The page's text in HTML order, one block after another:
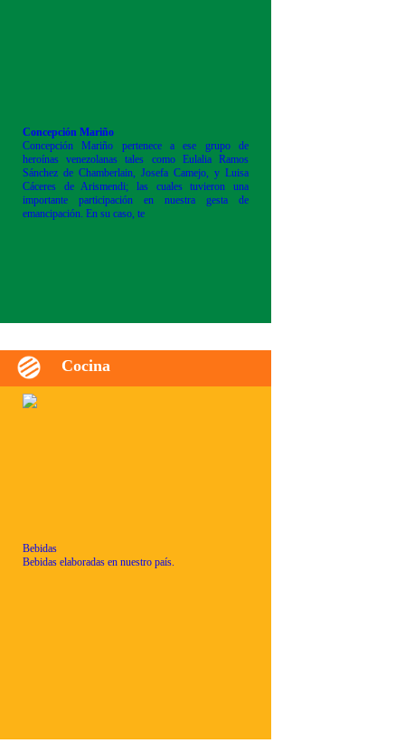
Concepción Mariño
Concepción Mariño pertenece a ese grupo de
heroínas venezolanas tales como Eulalia Ramos
Sánchez de Chamberlain, Josefa Camejo, y Luisa
Cáceres de Arismendi; las cuales tuvieron una
importante participación en nuestra gesta de
emancipación. En su caso, te
Cocina
Bebidas
Bebidas elaboradas en nuestro país.